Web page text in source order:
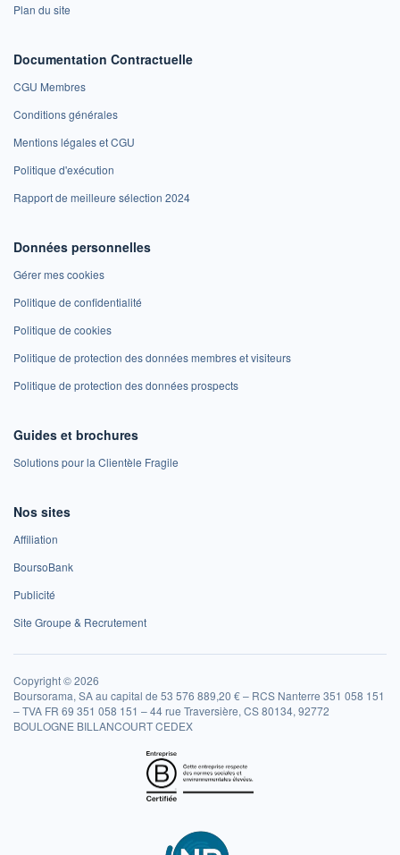
Plan du site
Documentation Contractuelle
CGU Membres
Conditions générales
Mentions légales et CGU
Politique d'exécution
Rapport de meilleure sélection 2024
Données personnelles
Gérer mes cookies
Politique de confidentialité
Politique de cookies
Politique de protection des données membres et visiteurs
Politique de protection des données prospects
Guides et brochures
Solutions pour la Clientèle Fragile
Nos sites
Affiliation
BoursoBank
Publicité
Site Groupe & Recrutement
Copyright © 2026
Boursorama, SA au capital de 53 576 889,20 € – RCS Nanterre 351 058 151
– TVA FR 69 351 058 151 – 44 rue Traversière, CS 80134, 92772
BOULOGNE BILLANCOURT CEDEX